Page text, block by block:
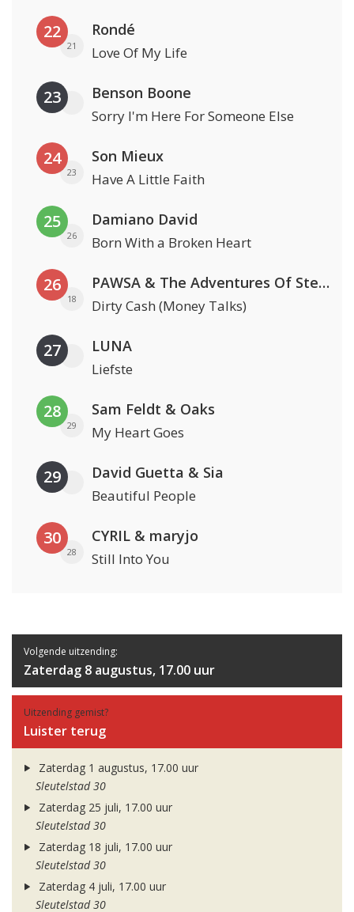
22
21
Rondé
Love Of My Life
23 Benson Boone
Sorry I'm Here For Someone Else
24
23
Son Mieux
Have A Little Faith
25
26
Damiano David
Born With a Broken Heart
26
18
PAWSA & The Adventures Of Stevie V
Dirty Cash (Money Talks)
27 LUNA
Liefste
28
29
Sam Feldt & Oaks
My Heart Goes
29 David Guetta & Sia
Beautiful People
30
28
CYRIL & maryjo
Still Into You
Volgende uitzending:
Zaterdag 8 augustus, 17.00 uur
Uitzending gemist?
Luister terug
Zaterdag 1 augustus, 17.00 uur
Sleutelstad 30
Zaterdag 25 juli, 17.00 uur
Sleutelstad 30
Zaterdag 18 juli, 17.00 uur
Sleutelstad 30
Zaterdag 4 juli, 17.00 uur
Sleutelstad 30